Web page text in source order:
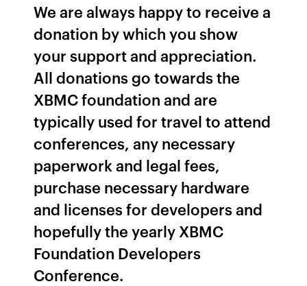
We are always happy to receive a
donation by which you show
your support and appreciation.
All donations go towards the
XBMC foundation and are
typically used for travel to attend
conferences, any necessary
paperwork and legal fees,
purchase necessary hardware
and licenses for developers and
hopefully the yearly XBMC
Foundation Developers
Conference.